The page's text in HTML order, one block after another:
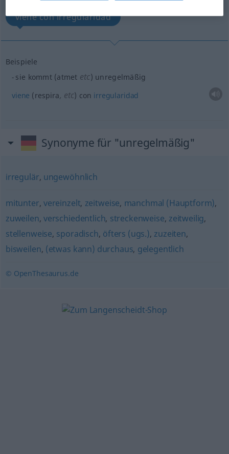
viene con irregularidad
Beispiele
sie kommt (atmet etc) unregelmäßig
viene (respira, etc) con irregularidad
Synonyme für "unregelmäßig"
irregulär, ungewöhnlich
mitunter, vereinzelt, zeitweise, manchmal (Hauptform),
zuweilen, verschiedentlich, streckenweise, zeitweilig,
stellenweise, sporadisch, öfters (ugs.), zuzeiten,
bisweilen, (etwas kann) durchaus, gelegentlich
© OpenThesaurus.de